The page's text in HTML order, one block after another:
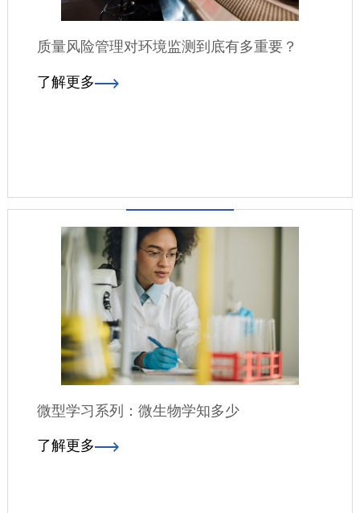
质量风险管理对环境监测到底有多重要？
了解更多
微型学习系列：微生物学知多少
了解更多